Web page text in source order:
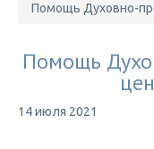
Помощь Духовно-
Помощь
14 июля 2021